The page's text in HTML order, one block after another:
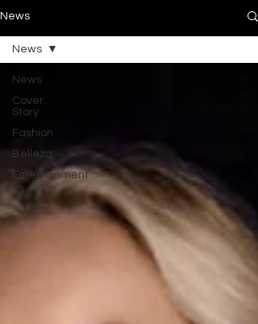
News
News
Cover
Story
Fashion
Belleza
Entertainment
Life
News